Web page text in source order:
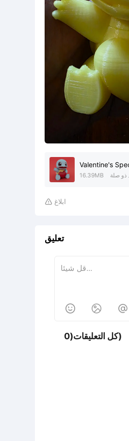
Valentine's
16.39MB ذو صلة
 ابلاغ
تعليق
  
كل التعليقات(0)